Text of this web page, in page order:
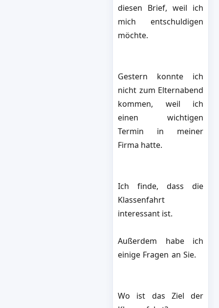
diesen Brief, weil ich
mich entschuldigen
möchte.
Gestern konnte ich
nicht zum Elternabend
kommen, weil ich
einen wichtigen
Termin in meiner
Firma hatte.
Ich finde, dass die
Klassenfahrt
interessant ist.
Außerdem habe ich
einige Fragen an Sie.
Wo ist das Ziel der